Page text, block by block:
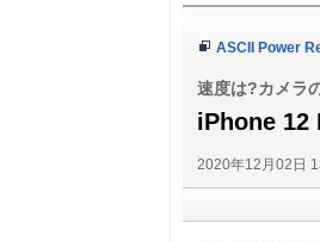
ASCII Power
速度は?カメラ
iPhone 12
2020年12月02日